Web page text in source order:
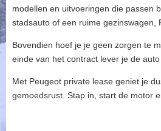
modellen en uitvoeringen die passen
stadsauto of een ruime gezinswagen,
Bovendien hoef je je geen zorgen te
einde van het contract lever je de
Met Peugeot private lease geniet je
gemoedsrust. Stap in, start de motor